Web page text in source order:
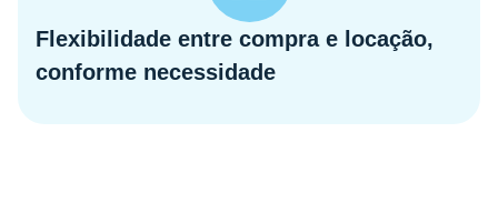
Flexibilidade entre compra e locação,
conforme necessidade